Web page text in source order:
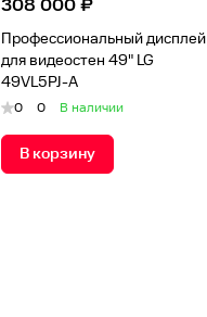
308 000 ₽
Профессиональный дисплей
для видеостен 49" LG
49VL5PJ-A
0 0 В наличии
В корзину